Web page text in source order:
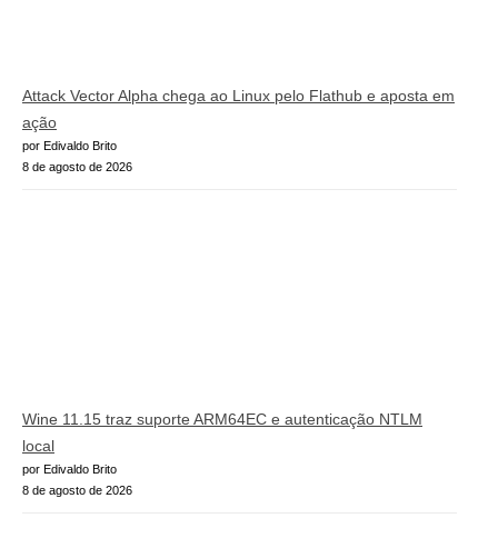
Attack Vector Alpha chega ao Linux pelo Flathub e aposta em
ação
por Edivaldo Brito
8 de agosto de 2026
Wine 11.15 traz suporte ARM64EC e autenticação NTLM
local
por Edivaldo Brito
8 de agosto de 2026